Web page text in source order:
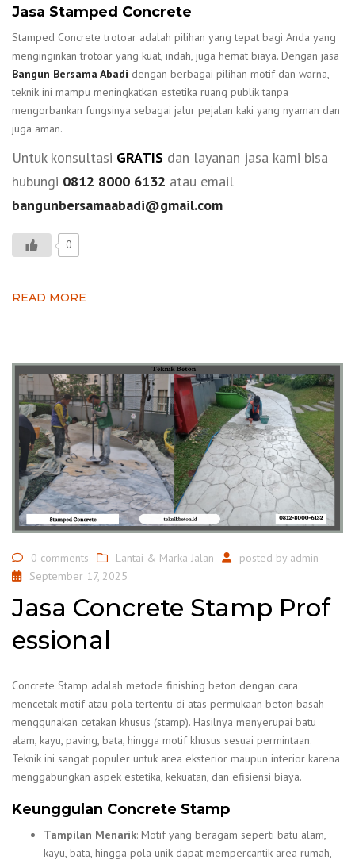
Jasa Stamped Concrete
Stamped Concrete trotoar adalah pilihan yang tepat bagi Anda yang
menginginkan trotoar yang kuat, indah, juga hemat biaya. Dengan jasa
Bangun Bersama Abadi dengan berbagai pilihan motif dan warna,
teknik ini mampu meningkatkan estetika ruang publik tanpa
mengorbankan fungsinya sebagai jalur pejalan kaki yang nyaman dan
juga aman.
Untuk konsultasi GRATIS dan layanan jasa kami bisa
hubungi 0812 8000 6132 atau email
bangunbersamaabadi@gmail.com
0
READ MORE
0 comments Lantai & Marka Jalan posted by admin
September 17, 2025
Jasa Concrete Stamp Prof
essional
Concrete Stamp adalah metode finishing beton dengan cara
mencetak motif atau pola tertentu di atas permukaan beton basah
menggunakan cetakan khusus (stamp). Hasilnya menyerupai batu
alam, kayu, paving, bata, hingga motif khusus sesuai permintaan.
Teknik ini sangat populer untuk area eksterior maupun interior karena
menggabungkan aspek estetika, kekuatan, dan efisiensi biaya.
Keunggulan Concrete Stamp
Tampilan Menarik: Motif yang beragam seperti batu alam,
kayu, bata, hingga pola unik dapat mempercantik area rumah,